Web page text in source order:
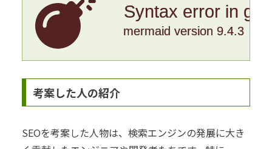
Syntax error in
mermaid version 9.4.3
考案した人の紹介
SEOを考案した人物は、検索エンジンの発展に大き